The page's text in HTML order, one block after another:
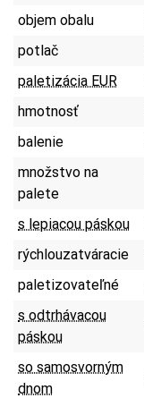
objem obalu
potlač
paletizácia EUR
hmotnosť
balenie
množstvo na
palete
s lepiacou páskou
rýchlouzatváracie
paletizovateľné
s odtrhávacou
páskou
so samosvorným
dnom